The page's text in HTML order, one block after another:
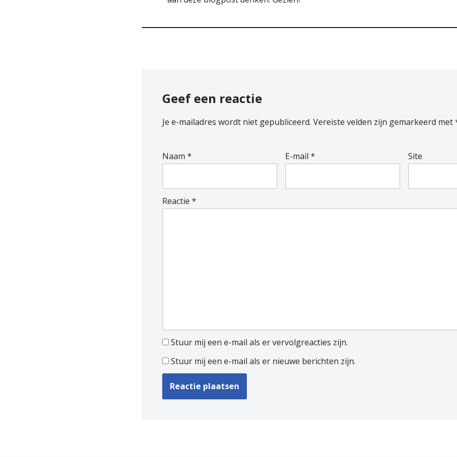
Geef een reactie
Je e-mailadres wordt niet gepubliceerd. Vereiste velden zijn gemarkeerd met
Naam * E-mail * Site
Reactie *
Stuur mij een e-mail als er vervolgreacties zijn.
Stuur mij een e-mail als er nieuwe berichten zijn.